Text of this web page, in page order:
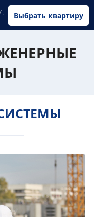
Выбрать квартиру
+7 (902) 326-67-67